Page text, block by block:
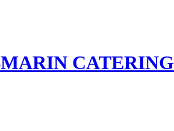
MARIN CATERING